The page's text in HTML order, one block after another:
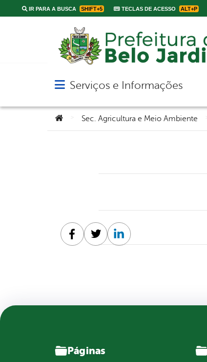
IR PARA A BUSCA SHIFT+5 TECLAS DE ACESSO ALT+P
Abrir menu principal de navegação
Serviços e Informações
Você está aqui:Sec. Agricultura e Meio Ambiente
Facebook
TwitterLinkedin
Páginas